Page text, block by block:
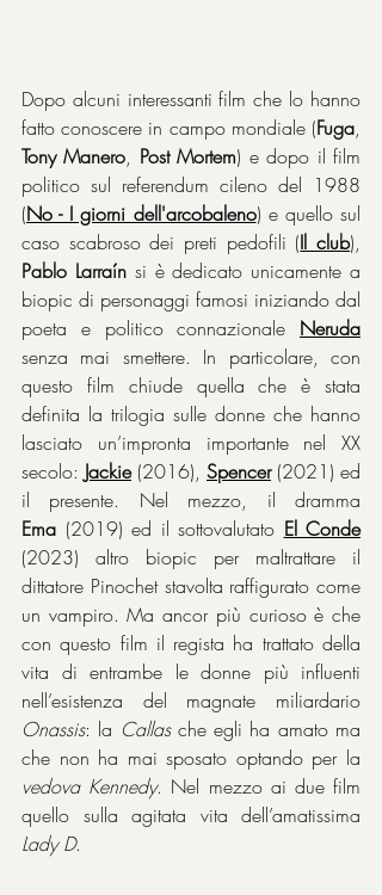
Dopo alcuni interessanti film che lo hanno
fatto conoscere in campo mondiale (Fuga
Tony Manero, Post Mortem) e dopo il film
politico sul referendum cileno del 1988
(No - I giorni dell'arcobaleno) e quello sul
caso scabroso dei preti pedofili (Il club
Pablo Larraín si è dedicato unicamente a
biopic di personaggi famosi iniziando dal
poeta e politico connazionale Neruda
senza mai smettere. In particolare, con
questo film chiude quella che è stata
definita la trilogia sulle donne che hanno
lasciato un’impronta importante nel XX
secolo: Jackie (2016), Spencer (2021) ed
Ema (2019) ed il sottovalutato El Conde
(2023) altro biopic per maltrattare il
dittatore Pinochet stavolta raffigurato come
un vampiro. Ma ancor più curioso è che
con questo film il regista ha trattato della
vita di entrambe le donne più influenti
Onassis: la Callas che egli ha amato ma
vedova Kennedy. Nel mezzo ai due film
Lady D.